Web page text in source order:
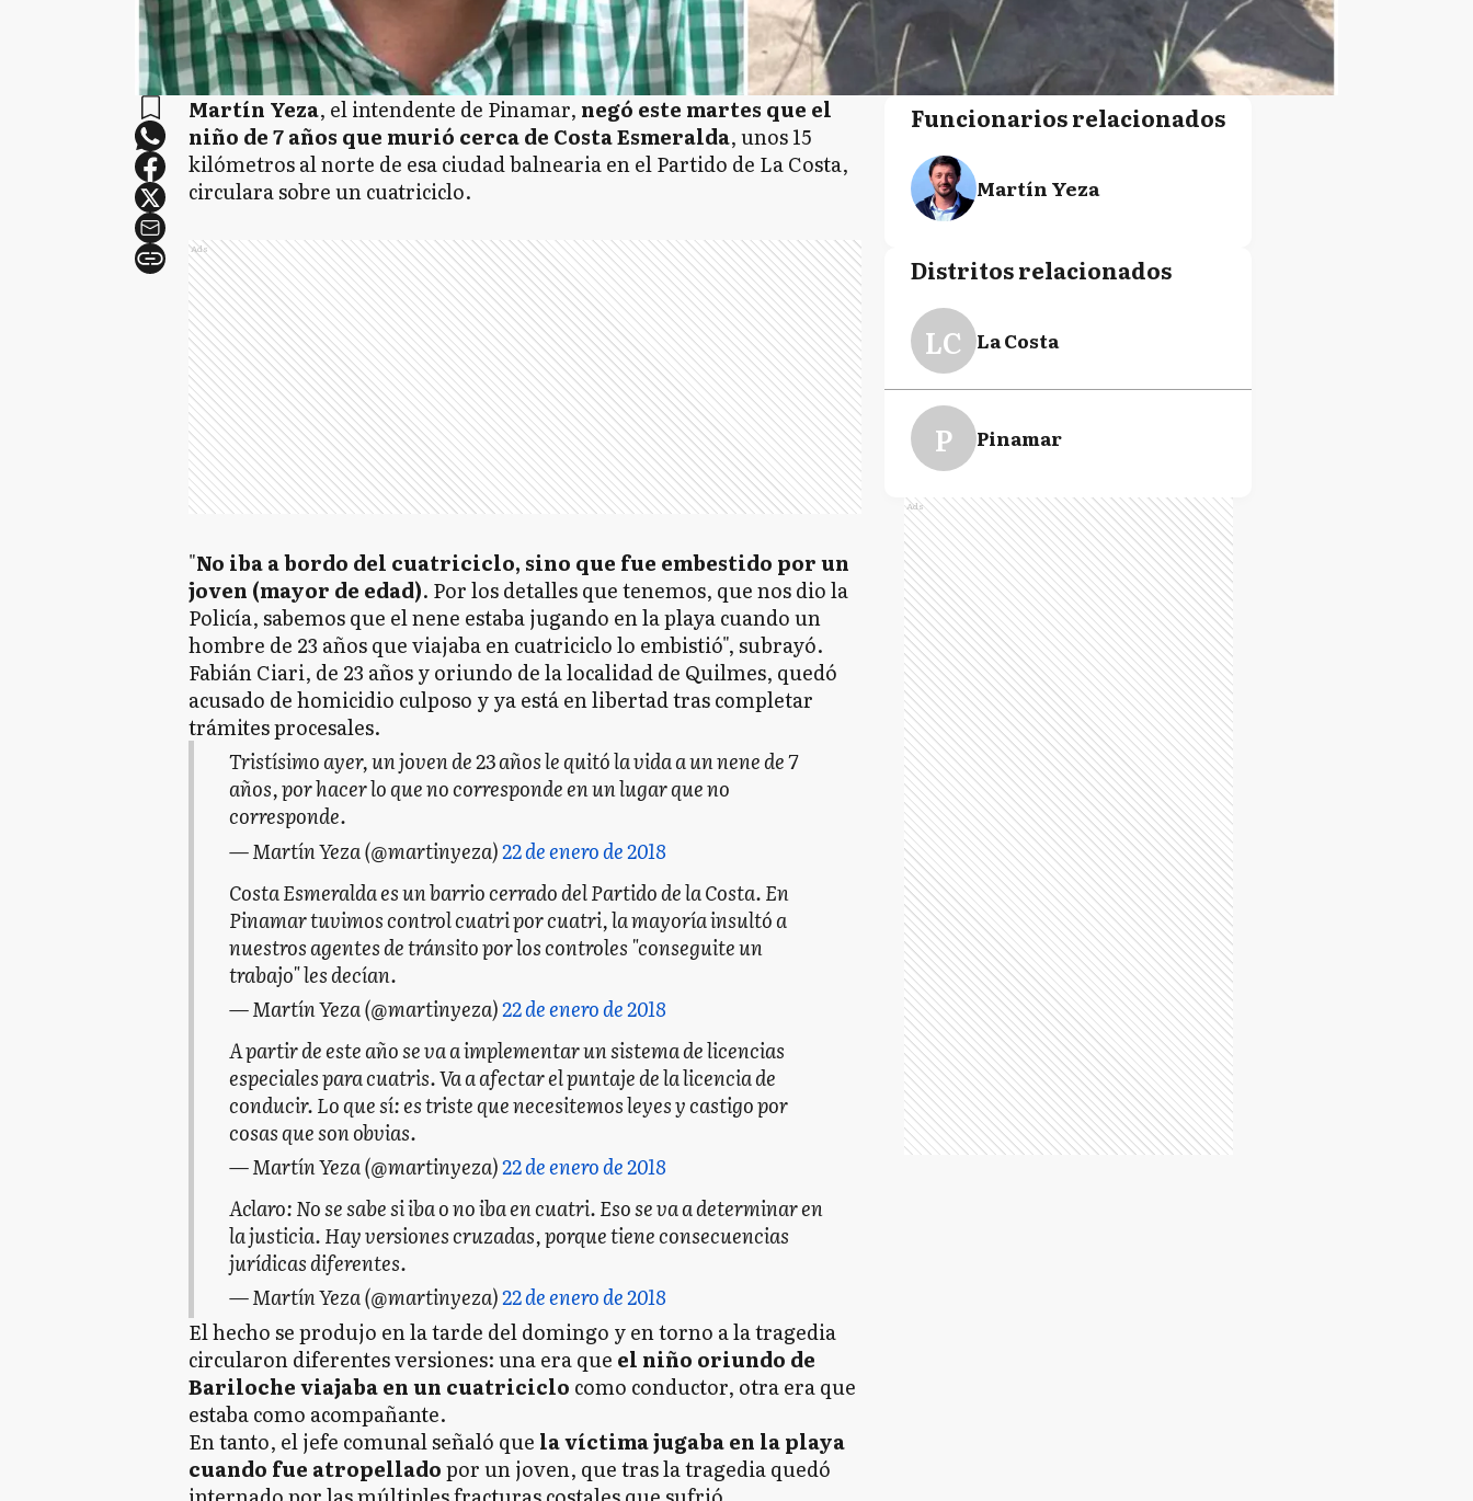
Martín Yeza, el intendente de Pinamar, negó este martes que el
niño de 7 años que murió cerca de Costa Esmeralda, unos 15
kilómetros al norte de esa ciudad balnearia en el Partido de La Costa,
circulara sobre un cuatriciclo.
Ads
"No iba a bordo del cuatriciclo, sino que fue embestido por un
joven (mayor de edad). Por los detalles que tenemos, que nos dio la
Policía, sabemos que el nene estaba jugando en la playa cuando un
hombre de 23 años que viajaba en cuatriciclo lo embistió", subrayó.
Fabián Ciari, de 23 años y oriundo de la localidad de Quilmes, quedó
acusado de homicidio culposo y ya está en libertad tras completar
trámites procesales.
Tristísimo ayer, un joven de 23 años le quitó la vida a un nene de 7
años, por hacer lo que no corresponde en un lugar que no
corresponde.
— Martín Yeza (@martinyeza)22 de enero de 2018
Costa Esmeralda es un barrio cerrado del Partido de la Costa. En
Pinamar tuvimos control cuatri por cuatri, la mayoría insultó a
nuestros agentes de tránsito por los controles "conseguite un
trabajo" les decían.
— Martín Yeza (@martinyeza)22 de enero de 2018
A partir de este año se va a implementar un sistema de licencias
especiales para cuatris. Va a afectar el puntaje de la licencia de
conducir. Lo que sí: es triste que necesitemos leyes y castigo por
cosas que son obvias.
— Martín Yeza (@martinyeza)22 de enero de 2018
Aclaro: No se sabe si iba o no iba en cuatri. Eso se va a determinar en
la justicia. Hay versiones cruzadas, porque tiene consecuencias
jurídicas diferentes.
— Martín Yeza (@martinyeza)22 de enero de 2018
El hecho se produjo en la tarde del domingo y en torno a la tragedia
circularon diferentes versiones: una era que el niño oriundo de
Bariloche viajaba en un cuatriciclo como conductor, otra era que
estaba como acompañante.
En tanto, el jefe comunal señaló que la víctima jugaba en la playa
cuando fue atropelladopor un joven, que tras la tragedia quedó
Funcionarios relacionados
Martín Yeza
Distritos relacionados
LC La Costa
P Pinamar
Ads